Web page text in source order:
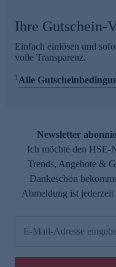
Ihre Gutschein-
Einfach einlösen und
volle Transparenz.
1Alle
Newsletter
Ich möchte den HSE-
Trends, Angebote &
Dankeschön
Abmeldung ist
E-Mail-Adresse